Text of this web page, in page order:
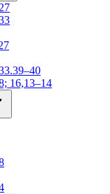
16,13–14